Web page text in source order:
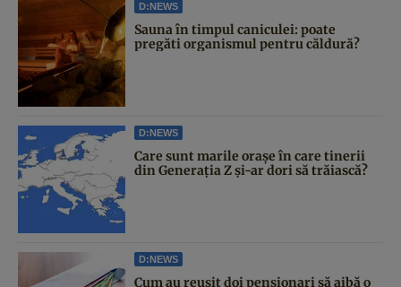
D:NEWS
Sauna în timpul caniculei: poate
pregăti organismul pentru căldură?
D:NEWS
Care sunt marile orașe în care tinerii
din Generația Z și-ar dori să trăiască?
D:NEWS
Cum au reușit doi pensionari să aibă o